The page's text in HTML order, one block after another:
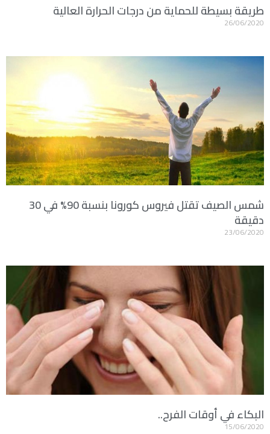
طريقة بسيطة للحماية من درجات الحرارة العالية
26/06/2020
شمس الصيف تقتل فيروس كورونا بنسبة 90% في 30
دقيقة
23/06/2020
البكاء في أوقات الفرح..
15/06/2020